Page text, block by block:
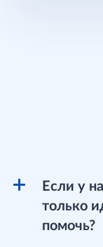
Если у
только
помочь?